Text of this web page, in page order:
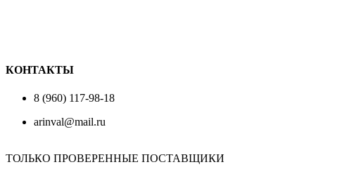
КОНТАКТЫ
8 (960) 117-98-18
arinval@mail.ru
ТОЛЬКО ПРОВЕРЕННЫЕ ПОСТАВЩИКИ